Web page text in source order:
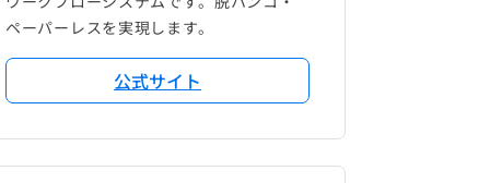
ペーパーレスを実現します。
公式サイト